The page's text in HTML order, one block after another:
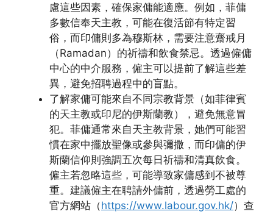
慮這些因素，確保家傭能適應。例如，菲傭
多數信奉天主教，可能在復活節有特定習
俗，而印傭則多為穆斯林，需要注意齋戒月
（Ramadan）的祈禱和飲食禁忌。透過僱傭
中心的中介服務，僱主可以提前了解這些差
異，避免招聘過程中的盲點。
了解家傭可能來自不同宗教背景（如菲律賓
的天主教或印尼的伊斯蘭教），避免無意冒
犯。菲傭通常來自天主教背景，她們可能習
慣在家中擺放聖像或參與彌撒，而印傭的伊
斯蘭信仰則強調五次每日祈禱和清真飲食。
僱主若忽略這些，可能導致家傭感到不被尊
重。建議僱主在聘請外傭前，透過勞工處的
官方網站（https://www.labour.gov.hk/）查